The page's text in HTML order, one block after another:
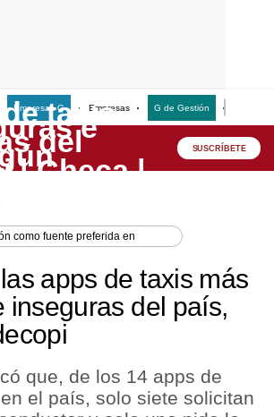
Empresas G Empresas G de Gestión
SUSCRÍBETE
como fuente preferida en
apps de taxis más
inseguras del país,
que, de los 14 apps de
el país, solo siete solicitan